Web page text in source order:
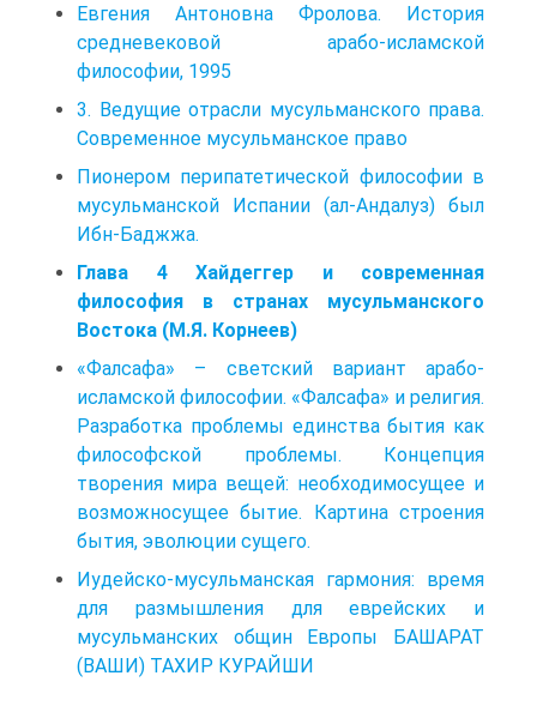
Евгения Антоновна Фролова. История
средневековой арабо-исламской
философии, 1995
3. Ведущие отрасли мусульманского права.
Современное мусульманское право
Пионером перипатетической философии в
мусульманской Испании (ал-Андалуз) был
Ибн-Баджжа.
Глава 4 Хайдеггер и современная
философия в странах мусульманского
Востока (М.Я. Корнеев)
«Фалсафа» – светский вариант арабо-
исламской философии. «Фалсафа» и религия.
Разработка проблемы единства бытия как
философской проблемы. Концепция
творения мира вещей: необходимосущее и
возможносущее бытие. Картина строения
бытия, эволюции сущего.
Иудейско-мусульманская гармония: время
для размышления для еврейских и
мусульманских общин Европы БАШАРАТ
(ВАШИ) ТАХИР КУРАЙШИ